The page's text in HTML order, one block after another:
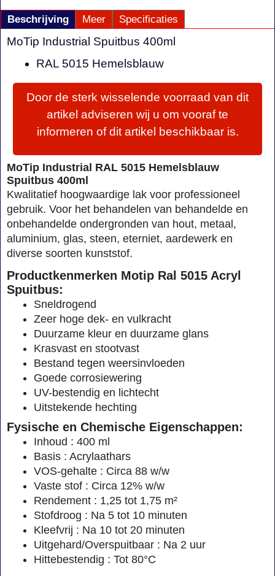
Beschrijving Meer Specificaties
MoTip Industrial Spuitbus 400ml
RAL 5015 Hemelsblauw
Door de sterk wisselende voorraad van dit
artikel adviseren wij u om vooraf te
informeren of dit artikel beschikbaar is.
MoTip Industrial RAL 5015 Hemelsblauw
Spuitbus 400ml
Kwalitatief hoogwaardige lak voor professioneel
gebruik. Voor het behandelen van behandelde en
onbehandelde ondergronden van hout, metaal,
aluminium, glas, steen, eterniet, aardewerk en
diverse soorten kunststof.
Productkenmerken Motip Ral 5015 Acryl
Spuitbus:
Sneldrogend
Zeer hoge dek- en vulkracht
Duurzame kleur en duurzame glans
Krasvast en stootvast
Bestand tegen weersinvloeden
Goede corrosiewering
UV-bestendig en lichtecht
Uitstekende hechting
Fysische en Chemische Eigenschappen:
Inhoud : 400 ml
Basis : Acrylaathars
VOS-gehalte : Circa 88 w/w
Vaste stof : Circa 12% w/w
Rendement : 1,25 tot 1,75 m²
Stofdroog : Na 5 tot 10 minuten
Kleefvrij : Na 10 tot 20 minuten
Uitgehard/Overspuitbaar : Na 2 uur
Hittebestendig : Tot 80°C